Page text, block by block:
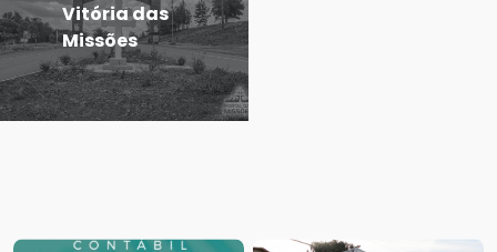
Vitória das
Missões